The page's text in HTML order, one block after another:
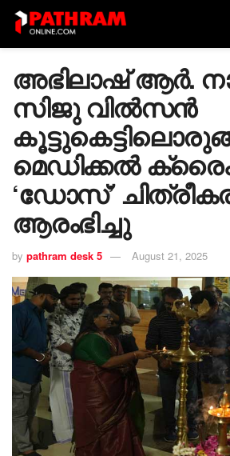
അഭിലാഷ് ആർ.
സിജു വിൽസൻ
മെഡിക്കൽ
‘ഡോസ്’
ആരംഭിച്ചു
by pathram desk 5 August 21, 2025